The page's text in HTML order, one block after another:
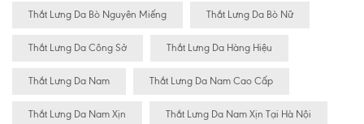
Thắt Lưng Da Bò Nguyên Miếng Thắt Lưng Da Bò Nữ
Thắt Lưng Da Công Sở Thắt Lưng Da Hàng Hiệu
Thắt Lưng Da Nam Thắt Lưng Da Nam Cao Cấp
Thắt Lưng Da Nam Xịn Thắt Lưng Da Nam Xịn Tại Hà Nội